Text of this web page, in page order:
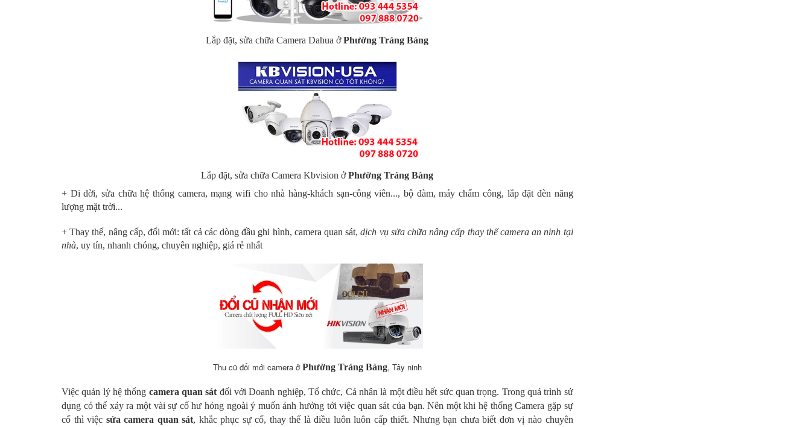
Lắp đặt, sửa chữa Camera Dahua ởPhường Trảng Bàng
Lắp đặt, sửa chữa Camera Kbvision ởPhường Trảng Bàng
+ Di dời, sửa chữa hệ thống camera,mạng wifi cho nhà hàng-khách sạn-công viên..., bộ đàm, máy chấm công, lắp đặt đèn năng
lượng mặt trời...
+ Thay thế, nâng cấp, đổi mới: tất cả các dòngđầu ghi hình, camera quan sát,dịch vụ sửa chữa nâng cấp thay thế camera an ninh tại
nhà, uy tín, nhanh chóng, chuyên nghiệp, giá rẻ nhất
Thu cũ đổi mới camera ởPhường Trảng Bàng, Tây ninh
Việc quản lý hệ thống camera quan sát đối với Doanh nghiệp, Tổ chức, Cá nhân là một điều hết sức quan trọng. Trong quá trình sử
dụng có thể xảy ra một vài sự cố hư hỏng ngoài ý muốn ảnh hưởng tới việc quan sát của bạn.Nên một khi hệ thống Camera gặp sự
cố thì việc sửa camera quan sát, khắc phục sự cố, thay thế là điều luôn luôn cấp thiết. Nhưng bạn chưa biết đơn vị nào chuyên